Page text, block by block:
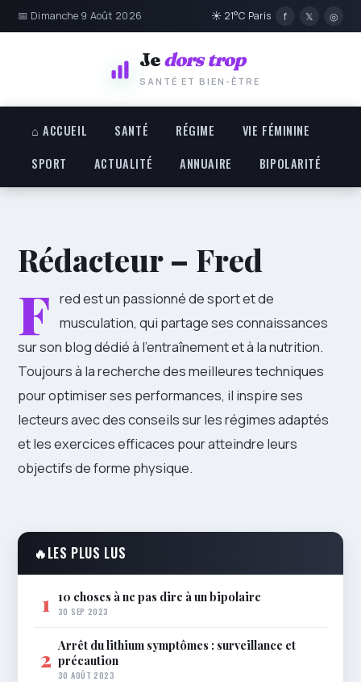
📅 Dimanche 9 Août 2026 ☀ 21°C Paris f 𝕏 ◎
Jedors trop
SANTÉ ET BIEN-ÊTRE
⌂ ACCUEIL SANTÉ RÉGIME
VIE FÉMININE
SPORT
ACTUALITÉ ANNUAIRE BIPOLARITÉ
Rédacteur – Fred
F red est un passionné de sport et de
musculation, qui partage ses connaissances
sur son blog dédié à l’entraînement et à la nutrition.
Toujours à la recherche des meilleures techniques
pour optimiser ses performances, il inspire ses
lecteurs avec des conseils sur les régimes adaptés
et les exercices efficaces pour atteindre leurs
objectifs de forme physique.
🔥LES PLUS LUS
1 10 choses à ne pas dire à un bipolaire
30 SEP 2023
2 Arrêt du lithium symptômes : surveillance et
précaution
30 AOÛT 2023